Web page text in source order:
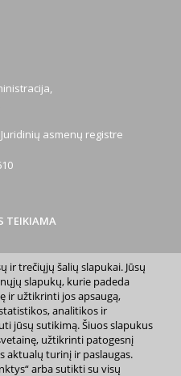
asmenų registre
TEIKIAMA
ir trečiųjų šalių slapukai. Jūsų
slapukų, kurie padeda
ir užtikrinti jos apsaugą,
analitikos ir
jūsų sutikimą. Šiuos slapukus
užtikrinti patogesnį
aktualų turinį ir paslaugas.
arba sutikti su visų